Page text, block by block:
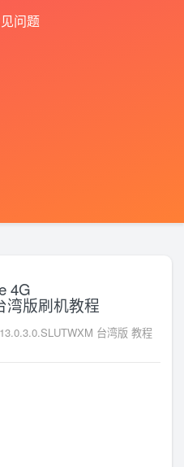
问题
4G
湾版刷机教程
台湾版 教程